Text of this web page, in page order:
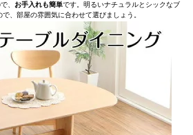
、 お手入れも簡単です。明るいナチュラルとシックなブ
、部屋の雰囲気に合わせて選びましょう。